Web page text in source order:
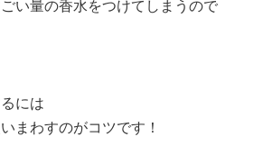
い量の香水をつけてしまうので
には
まわすのがコツです！